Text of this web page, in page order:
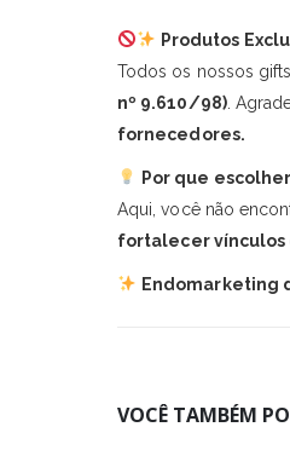
Produtos
Todos os nossos
nº 9.610/98).
fornecedores.
Por que
Aqui, você não
fortalecer vínculos
Endomarketing
VOCÊ TAMBÉM